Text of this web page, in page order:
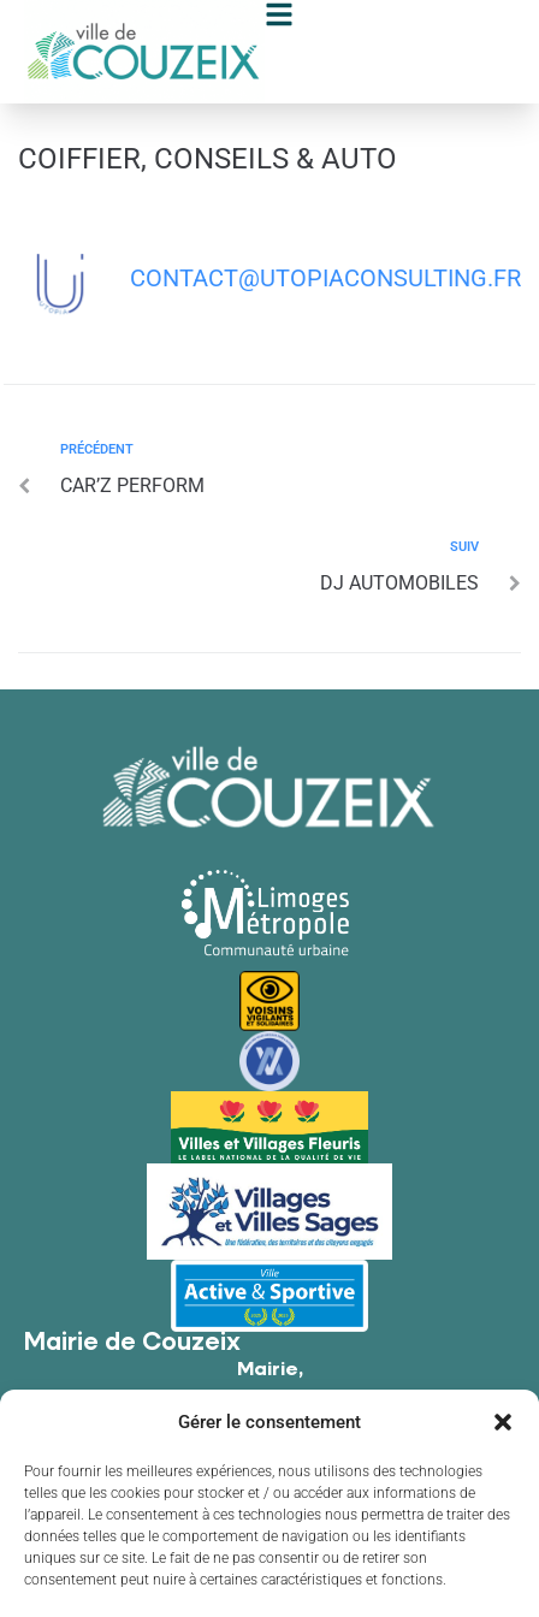
Gérer le consentement
Pour fournir les meilleures expériences, nous utilisons des technologies
telles que les cookies pour stocker et / ou accéder aux informations de
l’appareil. Le consentement à ces technologies nous permettra de traiter des
données telles que le comportement de navigation ou les identifiants
uniques sur ce site. Le fait de ne pas consentir ou de retirer son
consentement peut nuire à certaines caractéristiques et fonctions.
COIFFIER, CONSEILS & AUTO
CONTACT@UTOPIACONSULTING.FR
PRÉCÉDENT
CAR’Z PERFORM
SUIV
DJ AUTOMOBILES
Mairie de Couzeix
Mairie,
87270 Couzeix
05 55 39 34 09
Contacter la mairie
Horaires d'ouverture
Lundide 8h30 à 12h00 et de 13h30 à 17h30
Mardi
de 8h30 à 12h00 et de 13h30 à 17h30